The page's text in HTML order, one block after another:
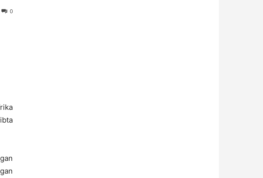
0